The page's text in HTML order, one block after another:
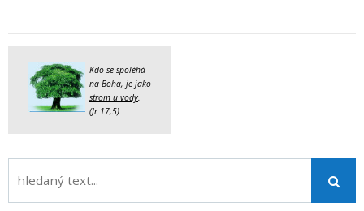
Kdo se spoléhá
na Boha, je jako
strom u vody
(Jr 17,5)